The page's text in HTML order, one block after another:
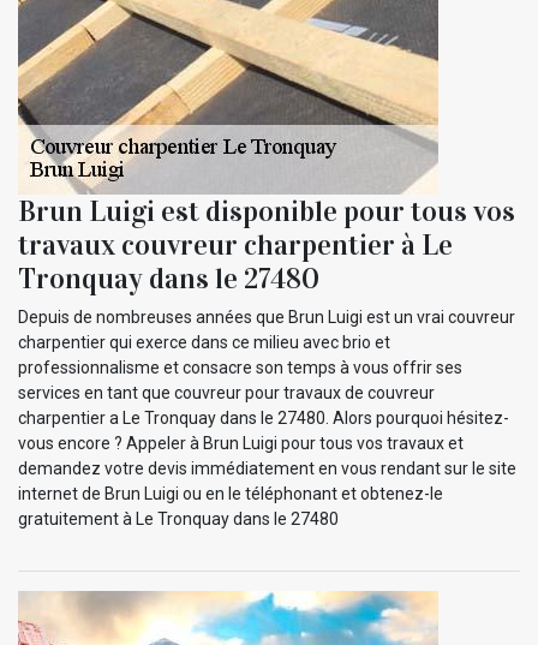
Brun Luigi est disponible pour tous vos
travaux couvreur charpentier à Le
Tronquay dans le 27480
Depuis de nombreuses années que Brun Luigi est un vrai couvreur
charpentier qui exerce dans ce milieu avec brio et
professionnalisme et consacre son temps à vous offrir ses
services en tant que couvreur pour travaux de couvreur
charpentier a Le Tronquay dans le 27480. Alors pourquoi hésitez-
vous encore ? Appeler à Brun Luigi pour tous vos travaux et
demandez votre devis immédiatement en vous rendant sur le site
internet de Brun Luigi ou en le téléphonant et obtenez-le
gratuitement à Le Tronquay dans le 27480